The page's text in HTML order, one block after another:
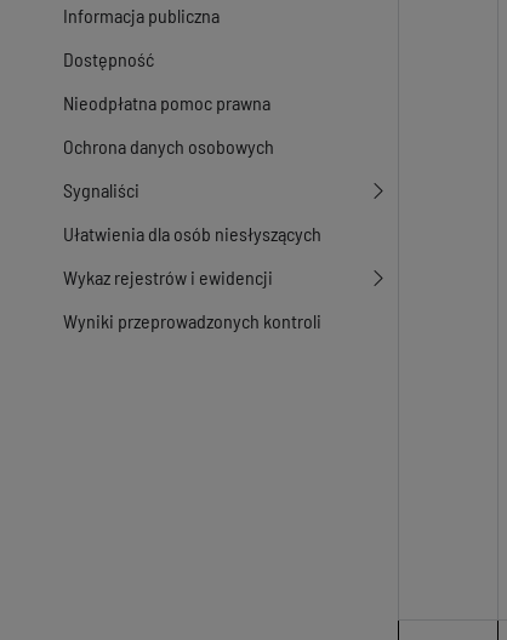
Informacja publiczna
Dostępność
Nieodpłatna pomoc prawna
Ochrona danych osobowych
Sygnaliści
Ułatwienia dla osób niesłyszących
Wykaz rejestrów i ewidencji
Wyniki przeprowadzonych kontroli